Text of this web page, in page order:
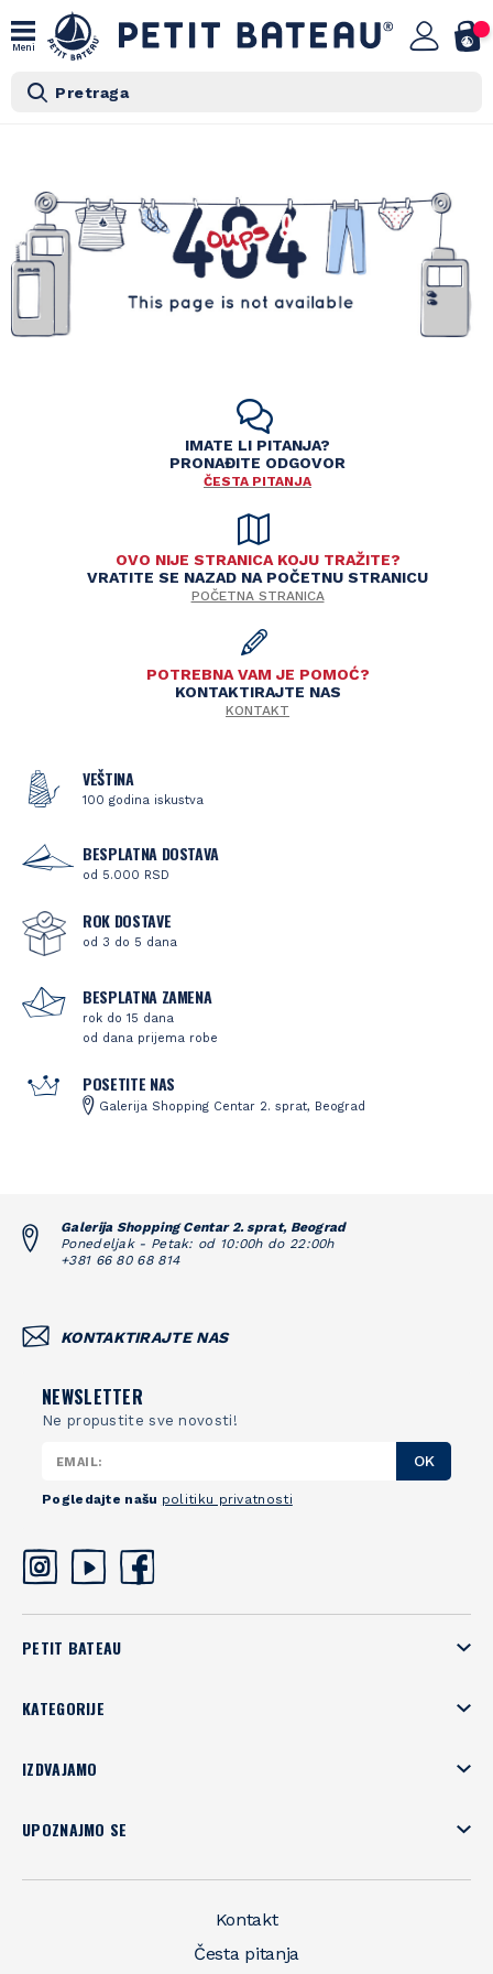
Meni
Pretraga
IMATE LI PITANJA?
PRONAĐITE ODGOVOR
ČESTA PITANJA
OVO NIJE STRANICA KOJU TRAŽITE?
VRATITE SE NAZAD NA POČETNU STRANICU
POČETNA STRANICA
POTREBNA VAM JE POMOĆ?
KONTAKTIRAJTE NAS
KONTAKT
VEŠTINA
100 godina iskustva
BESPLATNA DOSTAVA
od 5.000 RSD
ROK DOSTAVE
od 3 do 5 dana
BESPLATNA ZAMENA
rok do 15 dana
od dana prijema robe
POSETITE NAS
Galerija Shopping Centar 2. sprat, Beograd
Galerija Shopping Centar 2. sprat, Beograd
Ponedeljak - Petak: od 10:00h do 22:00h
+381 66 80 68 814
KONTAKTIRAJTE NAS
NEWSLETTER
Ne propustite sve novosti!
OK
Pogledajte našu politiku privatnosti
PETIT BATEAU
KATEGORIJE
IZDVAJAMO
UPOZNAJMO SE
Kontakt
Česta pitanja